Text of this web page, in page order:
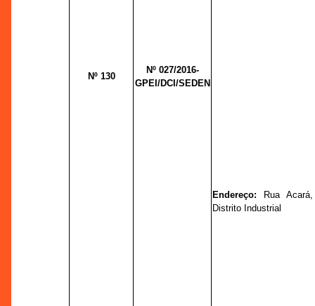
Nº 130
Nº 027/2016-
GPEI/DCI/SEDEN
Endereço:
Rua
Distrito Industrial